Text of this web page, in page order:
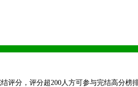
评分，评分超200人方可参与完结高分榜排